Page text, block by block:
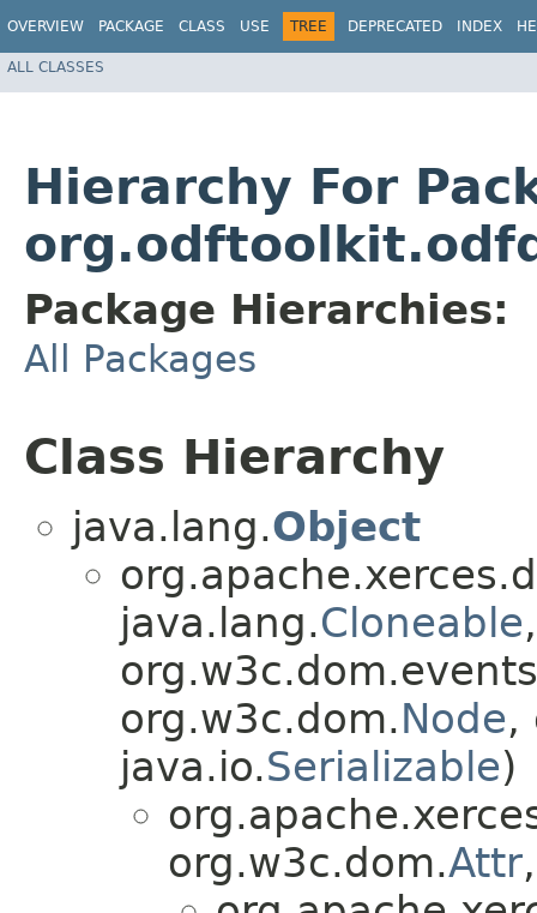
OVERVIEW PACKAGE CLASS USE TREE DEPRECATED INDEX
ALL CLASSES
Hierarchy For
Package Hierarchies:
All Packages
Class Hierarchy
java.lang.Object
java.lang.Cloneable,
org.w3c.dom.Node,
java.io.Serializable)
org.w3c.dom.Attr